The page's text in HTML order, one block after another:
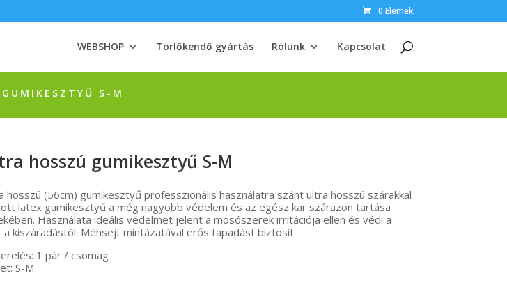
0 Elemek
WEBSHOP Törlőkendő gyártás Rólunk Kapcsolat
S-M
hosszú gumikesztyű S-M
hosszú (56cm) gumikesztyű professzionális használatra szánt ultra hosszú szárakkal
latex gumikesztyű a még nagyobb védelem és az egész kar szárazon tartása
Használata ideális védelmet jelent a mosószerek irritációja ellen és védi a
kiszáradástól. Méhsejt mintázatával erős tapadást biztosít.
1 pár / csomag
S-M